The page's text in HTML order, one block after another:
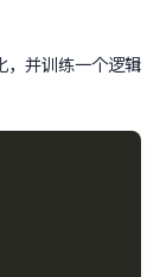
，并训练一个逻辑